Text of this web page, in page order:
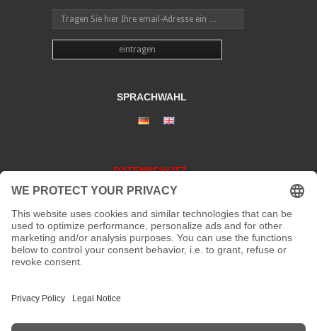
SPRACHWAHL
DATENSCHUTZ
KONTAKT
Adresse: Kaiserstraße 67/69
41061 Mönchengladbach
Fax: nicht vorhanden